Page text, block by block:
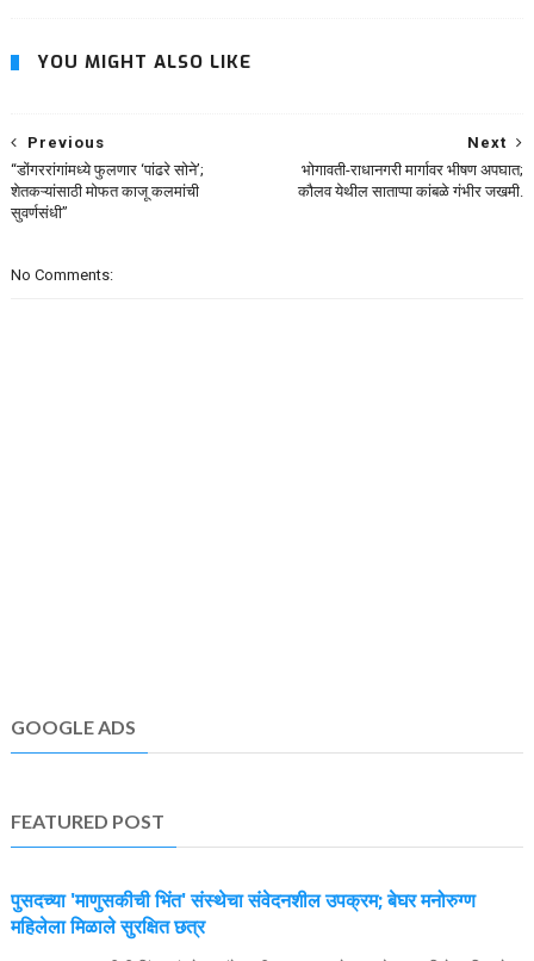
YOU MIGHT ALSO LIKE
Next
भोगावती-राधानगरी मार्गावर भीषण अपघात;
कौलव येथील साताप्पा कांबळे गंभीर जखमी.
Previous
“डोंगररांगांमध्ये फुलणार ‘पांढरे सोने’;
शेतकऱ्यांसाठी मोफत काजू कलमांची
सुवर्णसंधी”
No Comments:
GOOGLE ADS
FEATURED POST
पुसदच्या 'माणुसकीची भिंत' संस्थेचा संवेदनशील उपक्रम; बेघर मनोरुग्ण
महिलेला मिळाले सुरक्षित छत्र